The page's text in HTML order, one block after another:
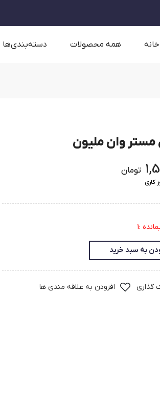
خانه همه محصولات دسته‌بندی‌ها
مستر وان ملیون
تومان
کاری
:1
به سبد خرید
گذاری افزودن به علاقه مندی ها